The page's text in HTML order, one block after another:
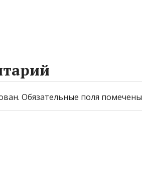
Обязательные поля помечены